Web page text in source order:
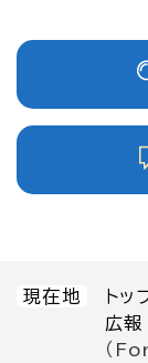
現在地 トッ
広報
（